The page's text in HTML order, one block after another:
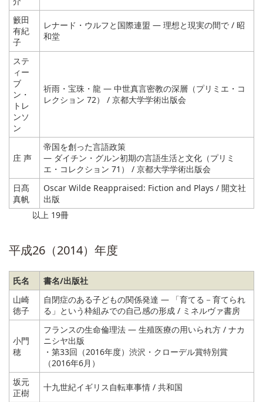
籔田
有紀
子
レナード・ウルフと国際連盟 ― 理想と現実の間で / 昭
和堂
ステ
ィー
ブ
ン・
トレ
ンソ
ン
祈雨・宝珠・龍 ― 中世真言密教の深層（プリミエ・コ
レクション 72） / 京都大学学術出版会
庄 声
帝国を創った言語政策
― ダイチン・グルン初期の言語生活と文化（プリミ
エ・コレクション 71） / 京都大学学術出版会
日髙
真帆
Oscar Wilde Reappraised: Fiction and Plays / 開文社
出版
以上 19冊
平成26（2014）年度
氏名
書名/出版社
山崎
徳子
自閉症のある子どもの関係発達 ― 「育てる－育てられ
る」という枠組みでの自己感の形成 / ミネルヴァ書房
小門
穂
フランスの生命倫理法 ― 生殖医療の用いられ方 / ナカ
ニシヤ出版
・第33回（2016年度）渋沢・クローデル賞特別賞
（2016年6月）
坂元
正樹
十九世紀イギリス自転車事情 / 共和国